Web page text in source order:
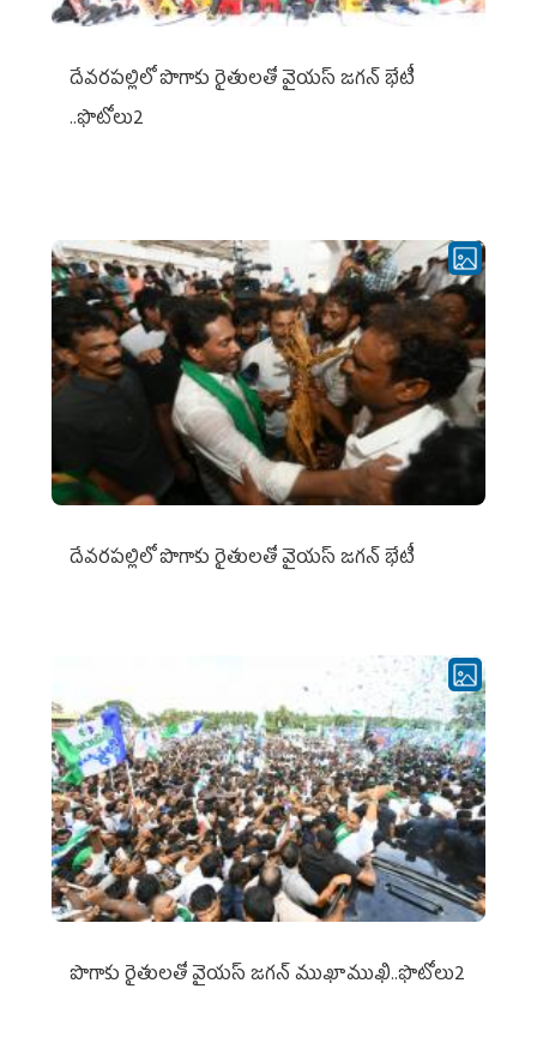
దేవరపల్లిలో పొగాకు రైతులతో వైయస్ జగన్ భేటీ
..ఫొటోలు2
దేవరపల్లిలో పొగాకు రైతులతో వైయస్ జగన్ భేటీ
పొగాకు రైతుల‌తో వైయ‌స్ జ‌గ‌న్ ముఖాముఖి..ఫొటోలు2